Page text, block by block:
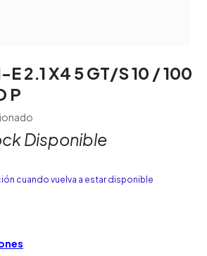
2.1 X4 5 GT/S 10 / 100
P
Disponible
cuando vuelva a estar disponible